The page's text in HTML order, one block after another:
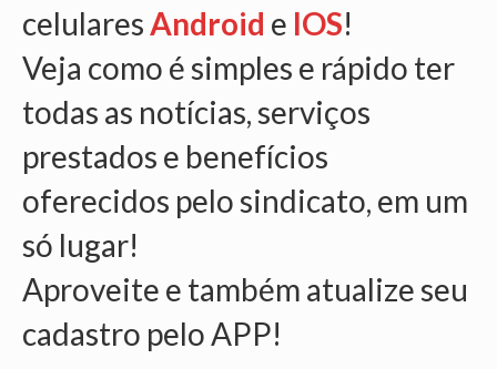
celularesAndroid e IOS!
Veja como é simples e rápido ter
todas as notícias, serviços
prestados e benefícios
oferecidos pelo sindicato, em um
só lugar!
Aproveite e também atualize seu
cadastro pelo APP!